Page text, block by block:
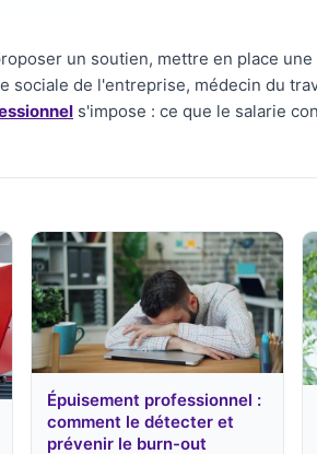
un soutien, mettre en place
de l'entreprise, médecin du
s'impose : ce que le salarie
Épuisement professionnel :
comment le détecter et
prévenir le burn-out